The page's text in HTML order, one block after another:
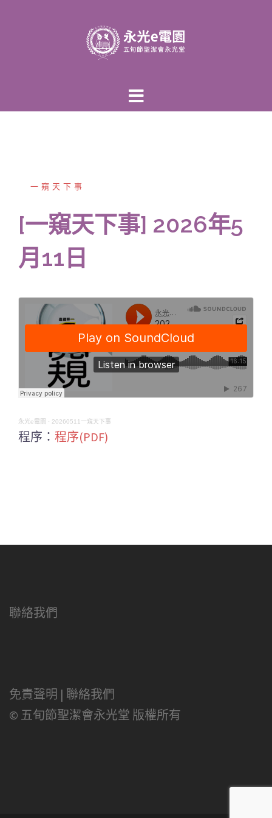
區
一窺天下事
[一窺天下事] 2026年5
月11日
永光e電園 · 20260511一窺天下事
程序： 程序(PDF)
聯絡我們
免責聲明 | 聯絡我們
© 五旬節聖潔會永光堂 版權所有